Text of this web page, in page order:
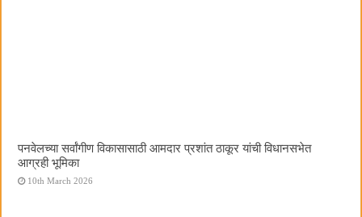
पनवेलच्या सर्वांगीण विकासासाठी आमदार प्रशांत ठाकूर यांची विधानसभेत
आग्रही भूमिका
10th March 2026